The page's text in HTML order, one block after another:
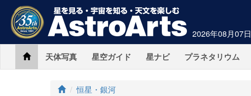
2026年08月07日
Home天体写真 星空ガイド 星ナビ プラネタリウム
ト 恒星・銀河